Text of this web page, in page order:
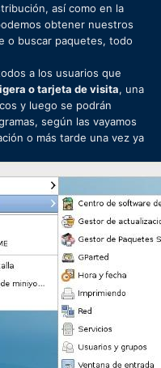
así como en la
obtener nuestros
o buscar paquetes, todo
a los usuarios que
o tarjeta de visita, una
y luego se podrán
según las vayamos
o más tarde una vez ya